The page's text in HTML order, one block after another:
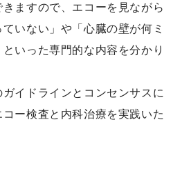
ますので、エコーを見ながら
ていない」や「心臓の壁が何ミ
いった専門的な内容を分かり
イドラインとコンセンサスに
ー検査と内科治療を実践いた